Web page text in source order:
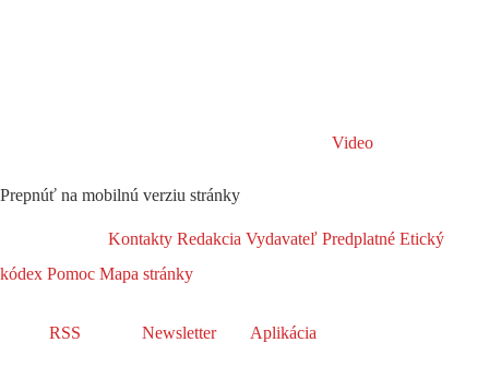
Video
Prepnúť na mobilnú verziu stránky
Kontakty Redakcia Vydavateľ Predplatné Etický
kódex Pomoc Mapa stránky
RSS Newsletter Aplikácia